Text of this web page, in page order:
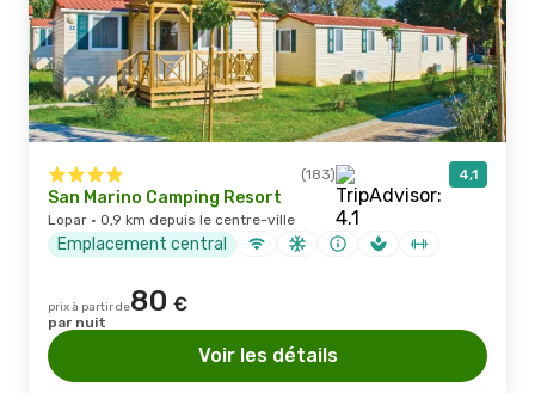
(183) 4,1
San Marino Camping Resort
Lopar · 0,9 km depuis le centre-ville
Emplacement central
prix à partir de80 €
par nuit
Voir les détails